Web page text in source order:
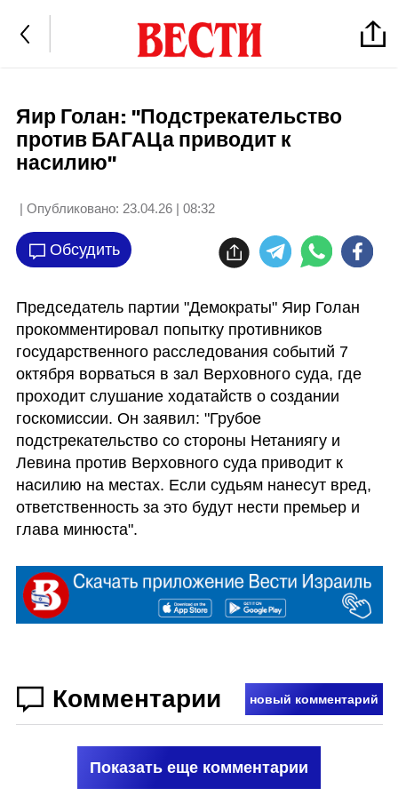
Яир Голан: "Подстрекательство
против БАГАЦа приводит к
насилию"
| Опубликовано: 23.04.26 | 08:32
Обсудить
Председатель партии "Демократы" Яир Голан
прокомментировал попытку противников
государственного расследования событий 7
октября ворваться в зал Верховного суда, где
проходит слушание ходатайств о создании
госкомиссии. Он заявил: "Грубое
подстрекательство со стороны Нетаниягу и
Левина против Верховного суда приводит к
насилию на местах. Если судьям нанесут вред,
ответственность за это будут нести премьер и
глава минюста".
Комментарии новый комментарий
Показать еще комментарии